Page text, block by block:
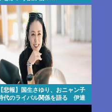
【悲報】国生さゆり、おニャン子
代のライバル関係を語る 伊達
きおが「たとえば誰です？」と